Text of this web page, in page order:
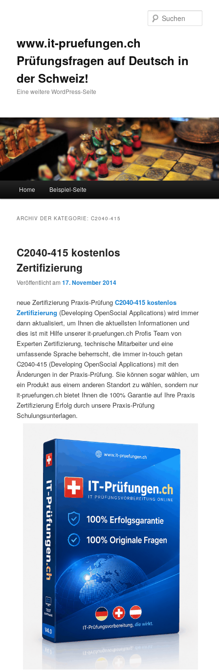
www.it-pruefungen.ch
Prüfungsfragen auf Deutsch in
der Schweiz!
Eine weitere WordPress-Seite
Zum Inhalt wechseln
Zum sekundären Inhalt wechseln
Home Beispiel-Seite
ARCHIV DER KATEGORIE:C2040-415
C2040-415 kostenlos
Zertifizierung
Veröffentlicht am17. November 2014
neue Zertifizierung Praxis-PrüfungC2040-415 kostenlos
Zertifizierung (Developing OpenSocial Applications) wird immer
dann aktualisiert, um Ihnen die aktuellsten Informationen und
dies ist mit Hilfe unserer it-pruefungen.ch Profis Team von
Experten Zertifizierung, technische Mitarbeiter und eine
umfassende Sprache beherrscht, die immer in-touch getan
C2040-415 (Developing OpenSocial Applications) mit den
Änderungen in der Praxis-Prüfung. Sie können sogar wählen, um
ein Produkt aus einem anderen Standort zu wählen, sondern nur
it-pruefungen.ch bietet Ihnen die 100% Garantie auf Ihre Praxis
Zertifizierung Erfolg durch unsere Praxis-Prüfung
Schulungsunterlagen.